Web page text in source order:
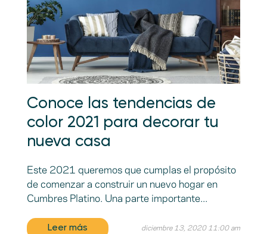
Conoce las tendencias de
color 2021 para decorar tu
nueva casa
Este 2021 queremos que cumplas el propósito
de comenzar a construir un nuevo hogar en
Cumbres Platino. Una parte importante...
Leer más diciembre 13, 2020 11:00 am